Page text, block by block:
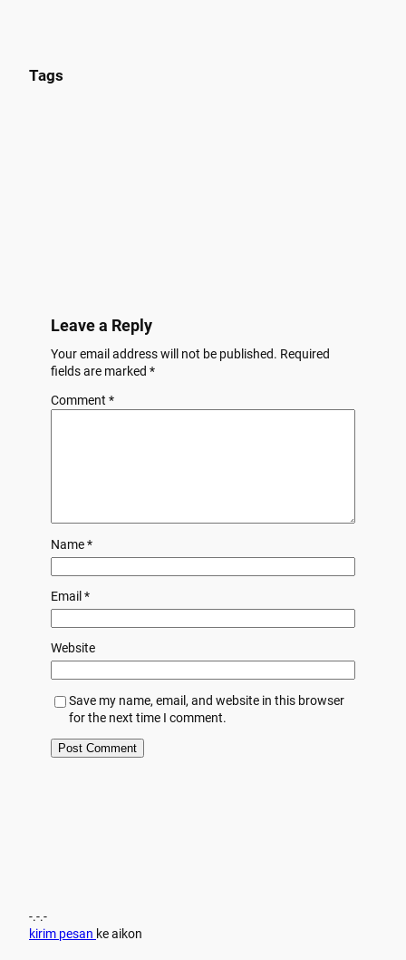
Tags
Leave a Reply
Your email address will not be published. Required
fields are marked *
Comment *
Name*
Email *
Website
Save my name, email, and website in this browser
for the next time I comment.
-.-.-
kirim pesan ke aikon